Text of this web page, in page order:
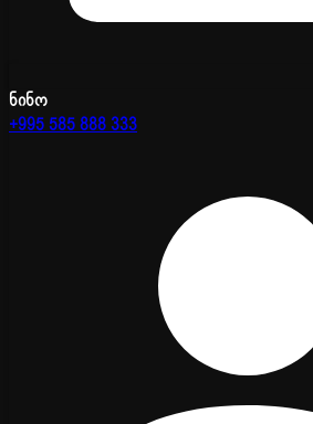
ნინო
+995 585 888 333